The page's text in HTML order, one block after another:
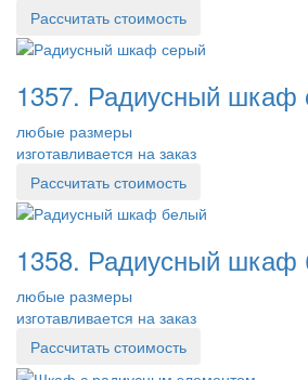
Рассчитать стоимость
1357. Радиусный шкаф
любые размеры
изготавливается на заказ
Рассчитать стоимость
1358. Радиусный шкаф
любые размеры
изготавливается на заказ
Рассчитать стоимость